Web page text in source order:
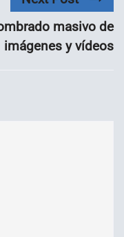
masivo de
imágenes y vídeos